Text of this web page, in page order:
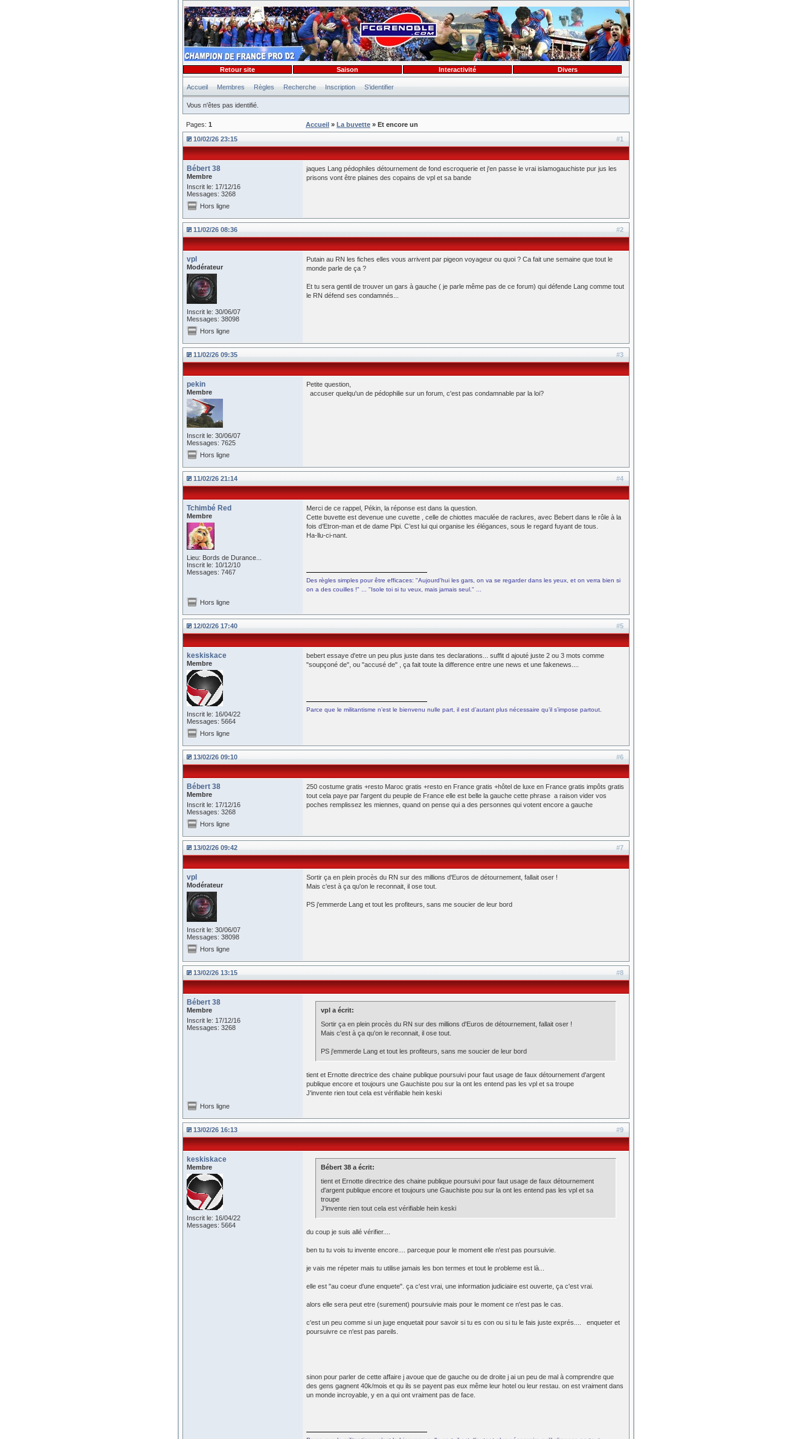
Accueil Membres Règles Recherche Inscription S'identifier
Vous n'êtes pas identifié.
Retour site Saison Interactivité Divers
Pages: 1 Accueil » La buvette » Et encore un
#1
10/02/26 23:15
Bébert 38
Membre
Inscrit le: 17/12/16
Messages: 3268
jaques Lang pédophiles détournement de fond escroquerie et j'en passe le vrai islamogauchiste pur jus les
prisons vont être plaines des copains de vpl et sa bande
Hors ligne
#2
11/02/26 08:36
vpl
Modérateur
Inscrit le: 30/06/07
Messages: 38098
Putain au RN les fiches elles vous arrivent par pigeon voyageur ou quoi ? Ca fait une semaine que tout le
monde parle de ça ?
Et tu sera gentil de trouver un gars à gauche ( je parle même pas de ce forum) qui défende Lang comme tout
le RN défend ses condamnés...
Hors ligne
#3
11/02/26 09:35
pekin
Membre
Inscrit le: 30/06/07
Messages: 7625
Petite question,
accuser quelqu'un de pédophilie sur un forum, c'est pas condamnable par la loi?
Hors ligne
#4
11/02/26 21:14
Tchimbé Red
Membre
Lieu: Bords de Durance...
Inscrit le: 10/12/10
Messages: 7467
Merci de ce rappel, Pékin, la réponse est dans la question.
Cette buvette est devenue une cuvette , celle de chiottes maculée de raclures, avec Bebert dans le rôle à la
fois d’Etron-man et de dame Pipi. C’est lui qui organise les élégances, sous le regard fuyant de tous.
Ha-llu-ci-nant.
Des règles simples pour être efficaces: "Aujourd'hui les gars, on va se regarder dans les yeux, et on verra bien si
on a des couilles !" ... "Isole toi si tu veux, mais jamais seul." ...
Hors ligne
#5
12/02/26 17:40
keskiskace
Membre
Inscrit le: 16/04/22
Messages: 5664
bebert essaye d'etre un peu plus juste dans tes declarations... suffit d ajouté juste 2 ou 3 mots comme
"soupçoné de", ou "accusé de" , ça fait toute la difference entre une news et une fakenews....
Parce que le militantisme n’est le bienvenu nulle part, il est d’autant plus nécessaire qu’il s’impose partout.
Hors ligne
#6
13/02/26 09:10
Bébert 38
Membre
Inscrit le: 17/12/16
Messages: 3268
250 costume gratis +resto Maroc gratis +resto en France gratis +hôtel de luxe en France gratis impôts gratis
tout cela paye par l'argent du peuple de France elle est belle la gauche cette phrase a raison vider vos
poches remplissez les miennes, quand on pense qui a des personnes qui votent encore a gauche
Hors ligne
#7
13/02/26 09:42
vpl
Modérateur
Inscrit le: 30/06/07
Messages: 38098
Sortir ça en plein procès du RN sur des millions d'Euros de détournement, fallait oser !
Mais c'est à ça qu'on le reconnait, il ose tout.
PS j'emmerde Lang et tout les profiteurs, sans me soucier de leur bord
Hors ligne
#8
13/02/26 13:15
Bébert 38
Membre
Inscrit le: 17/12/16
Messages: 3268
vpl a écrit:
Sortir ça en plein procès du RN sur des millions d'Euros de détournement, fallait oser !
Mais c'est à ça qu'on le reconnait, il ose tout.
PS j'emmerde Lang et tout les profiteurs, sans me soucier de leur bord
tient et Ernotte directrice des chaine publique poursuivi pour faut usage de faux détournement d'argent
publique encore et toujours une Gauchiste pou sur la ont les entend pas les vpl et sa troupe
J'invente rien tout cela est vérifiable hein keski
Hors ligne
#9
13/02/26 16:13
keskiskace
Membre
Inscrit le: 16/04/22
Messages: 5664
Bébert 38 a écrit:
tient et Ernotte directrice des chaine publique poursuivi pour faut usage de faux détournement
d'argent publique encore et toujours une Gauchiste pou sur la ont les entend pas les vpl et sa
troupe
J'invente rien tout cela est vérifiable hein keski
du coup je suis allé vérifier....
ben tu tu vois tu invente encore.... parceque pour le moment elle n'est pas poursuivie.
je vais me répeter mais tu utilise jamais les bon termes et tout le probleme est là...
elle est "au coeur d'une enquete". ça c'est vrai, une information judiciaire est ouverte, ça c'est vrai.
alors elle sera peut etre (surement) poursuivie mais pour le moment ce n'est pas le cas.
c'est un peu comme si un juge enquetait pour savoir si tu es con ou si tu le fais juste exprés.... enqueter et
poursuivre ce n'est pas pareils.
sinon pour parler de cette affaire j avoue que de gauche ou de droite j ai un peu de mal à comprendre que
des gens gagnent 40k/mois et qu ils se payent pas eux même leur hotel ou leur restau. on est vraiment dans
un monde incroyable, y en a qui ont vraiment pas de face.